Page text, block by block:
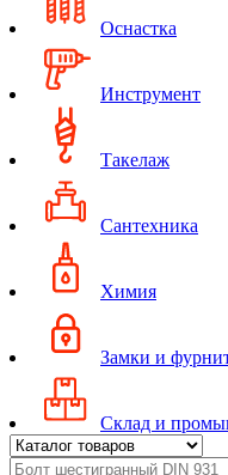
Оснастка
Инструмент
Такелаж
Сантехника
Химия
Замки и
Склад и